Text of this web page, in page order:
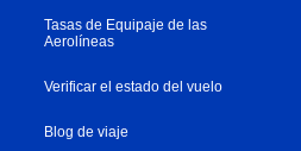
Tasas de Equipaje de las
Aerolíneas
Verificar el estado del vuelo
Blog de viaje